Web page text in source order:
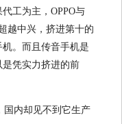
工为主，OPPO与
越中兴，挤进第十的
。而且传音手机是
凭实力挤进的前